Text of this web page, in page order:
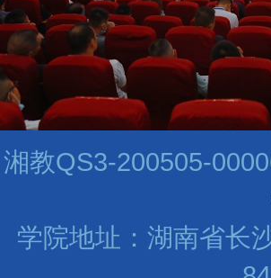
湘教QS3-200505-
学院地址：湖南省长